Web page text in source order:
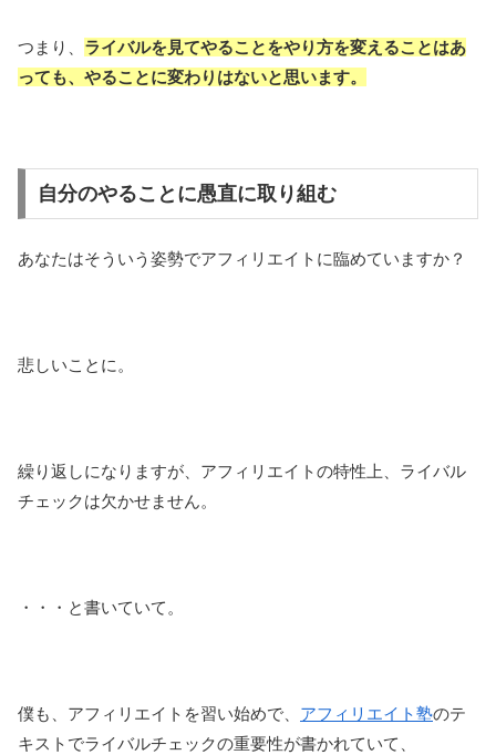
つまり、 ライバルを見てやることをやり方を変えることはあ
っても、やることに変わりはないと思います。
自分のやることに愚直に取り組む
あなたはそういう姿勢でアフィリエイトに臨めていますか？
悲しいことに。
繰り返しになりますが、アフィリエイトの特性上、ライバル
チェックは欠かせません。
・・・と書いていて。
僕も、アフィリエイトを習い始めで、 アフィリエイト塾のテ
キストでライバルチェックの重要性が書かれていて、